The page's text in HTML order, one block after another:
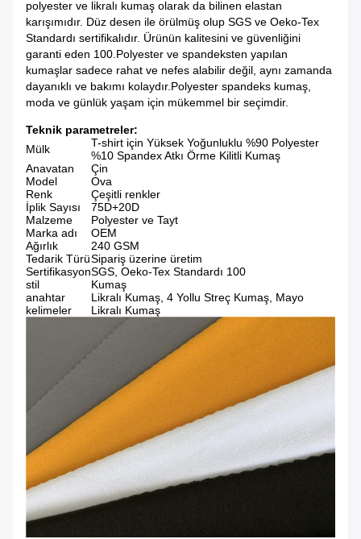
polyester ve likralı kumaş olarak da bilinen elastan
karışımıdır. Düz desen ile örülmüş olup SGS ve Oeko-Tex
Standardı sertifikalıdır. Ürünün kalitesini ve güvenliğini
garanti eden 100.Polyester ve spandeksten yapılan
kumaşlar sadece rahat ve nefes alabilir değil, aynı zamanda
dayanıklı ve bakımı kolaydır.Polyester spandeks kumaş,
moda ve günlük yaşam için mükemmel bir seçimdir.
Teknik parametreler:
Mülk
T-shirt için Yüksek Yoğunluklu %90 Polyester
%10 Spandex Atkı Örme Kilitli Kumaş
Anavatan
Çin
Model
Ova
Renk
Çeşitli renkler
İplik Sayısı
75D+20D
Malzeme
Polyester ve Tayt
Marka adı
OEM
Ağırlık
240 GSM
Tedarik TürüSipariş üzerine üretim
SertifikasyonSGS, Oeko-Tex Standardı 100
stil
Kumaş
anahtar
kelimeler
Likralı Kumaş, 4 Yollu Streç Kumaş, Mayo
Likralı Kumaş